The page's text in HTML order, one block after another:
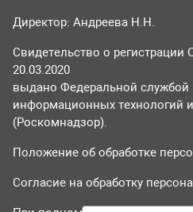
Директор: Андреева Н.Н.
Свидетельство о
20.03.2020
выдано Федеральной службой
информационных технологий
(Роскомнадзор).
Положение об обработке
Согласие на обработку